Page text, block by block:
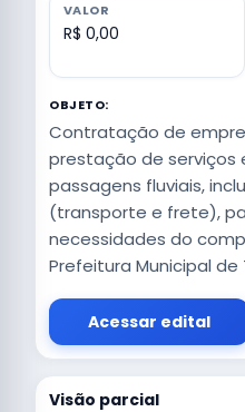
VALOR
R$ 0,00
OBJETO:
Contratação de
prestação de serviços
passagens fluviais,
(transporte e frete),
necessidades do
Prefeitura Municipal de
Acessar edital
Visão parcial